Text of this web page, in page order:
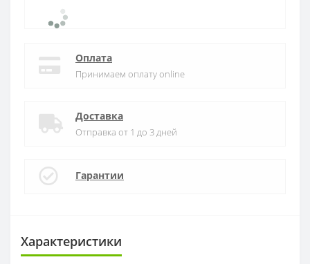
Оплата
Принимаем оплату online
Доставка
Отправка от 1 до 3 дней
Гарантии
Характеристики